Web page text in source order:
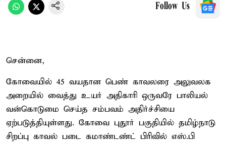
Follow Us
சென்னை,
கோவையில் 45 வயதான பெண் காவலரை அலுவலக
அறையில் வைத்து உயர் அதிகாரி ஒருவரே பாலியல்
வன்கொடுமை செய்த சம்பவம் அதிர்ச்சியை
ஏற்படுத்தியுள்ளது. கோவை புதூர் பகுதியில் தமிழ்நாடு
சிறப்பு காவல் படை கமாண்டண்ட் பிரிவில் எஸ்.பி